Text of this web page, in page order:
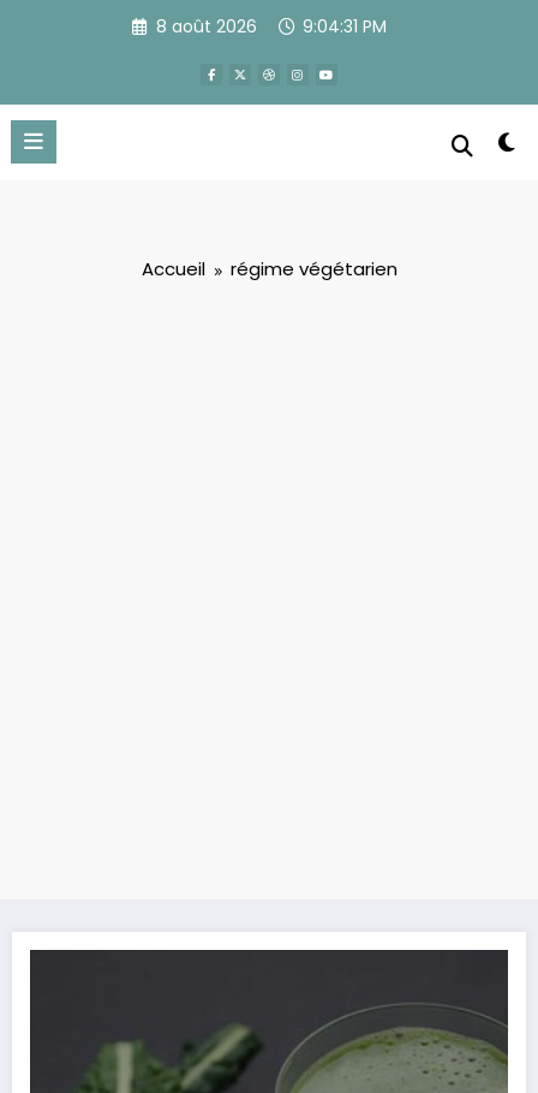
8 août 2026 9:04:31 PM
Accueil régime végétarien